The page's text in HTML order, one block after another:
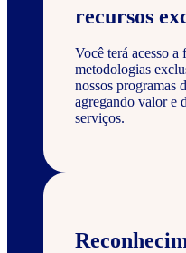
recursos
Você terá acesso a
metodologias
nossos programas
agregando valor e
serviços.